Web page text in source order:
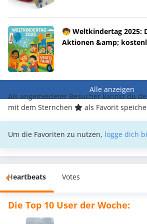
🧒 Weltkindertag 2025:
Aktionen &amp;
Alle anzeigen
Als angemeldeter Besucher kannst du
mit dem Sternchen
als Favorit
Um die Favoriten zu nutzen, logge dich
Heartbeats Votes
Die Top 10 User der Woche: